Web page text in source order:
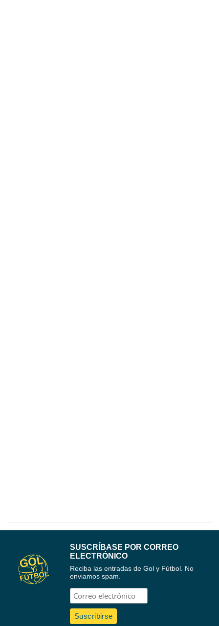
SUSCRÍBASE POR CORREO
ELECTRÓNICO
Reciba las entradas de Gol y Fútbol. No
enviamos spam.